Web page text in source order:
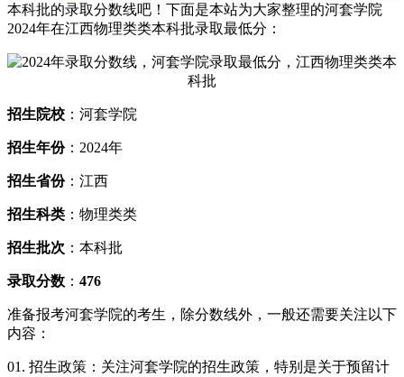
本科批的录取分数线吧！下面是本站为大家整理的河套学院
2024年在江西物理类类本科批录取最低分：
招生院校 ：河套学院
招生年份：2024年
招生省份：江西
招生科类 ：物理类类
招生批次 ：本科批
录取分数 ： 476
准备报考河套学院的考生，除分数线外，一般还需要关注以下
内容：
01. 招生政策：关注河套学院的招生政策，特别是关于预留计